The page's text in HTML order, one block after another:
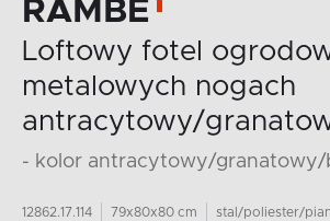
RAMBE
Loftowy fotel
metalowych nogach
antracytowy/
- kolor antracytowy/granatowy/
12862.17.114 79x80x80 cm
stal/poliester/